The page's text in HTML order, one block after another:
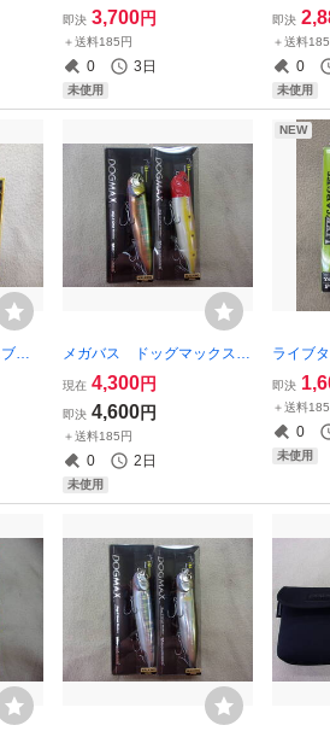
セ
カ
イド スーパージグマンX8 4
号 300ｍ 60LB Xブレイド 8
本編み 送料185円
即決 3,700円
＋送料185円
0 3日
未使用
88 5枚
COY ジ
即決
＋送料
0
未使用
レ
号 2
号
メガバス ドッグマックス
ウォーキングモデル RH モ
スラ ワギンオイカワ ２個
セット
現在 4,300円
即決 4,600円
＋送料185円
0 2日
未使用
NEW
ライブ
パーチ
ローセ
ト シャ
即決
＋送料
0
未使用